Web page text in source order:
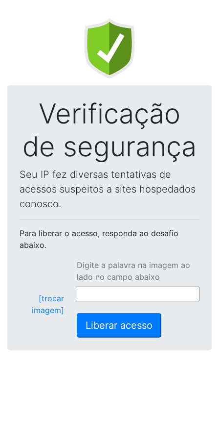
Verificação
de segurança
Seu IP fez diversas tentativas de
acessos suspeitos a sites hospedados
conosco.
Para liberar o acesso, responda ao desafio
abaixo.
[trocar
imagem]
Digite a palavra na imagem ao
lado no campo abaixo